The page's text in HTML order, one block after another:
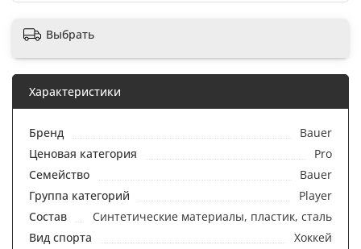
Выбрать
Характеристики
Бренд
Bauer
Ценовая категория
Pro
Семейство
Bauer
Группа категорий
Player
Состав
Синтетические материалы, пластик, сталь
Вид спорта
Хоккей